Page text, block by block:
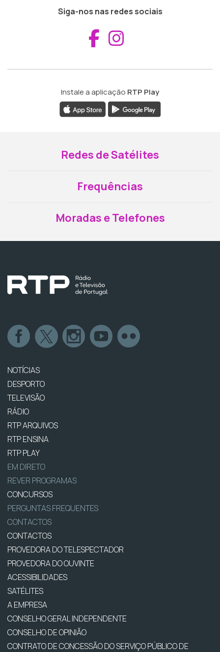
Siga-nos nas redes sociais
Aceder ao
Instale a aplicação RTP Play
Redes de Satélites
Frequências
Moradas e Telefones
NOTÍCIAS
DESPORTO
TELEVISÃO
RÁDIO
RTP ARQUIVOS
RTP ENSINA
RTP PLAY
EM DIRETO
REVER PROGRAMAS
CONCURSOS
PERGUNTAS FREQUENTES
CONTACTOS
CONTACTOS
PROVEDORA DO TELESPECTADOR
PROVEDORA DO OUVINTE
ACESSIBILIDADES
SATÉLITES
A EMPRESA
CONSELHO GERAL INDEPENDENTE
CONSELHO DE OPINIÃO
CONTRATO DE CONCESSÃO DO SERVIÇO PÚBLICO DE